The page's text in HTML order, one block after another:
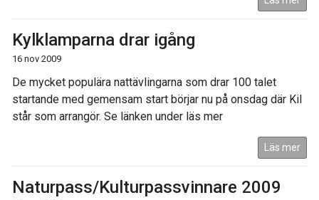
Kylklamparna drar igång
16 nov 2009
De mycket populära nattävlingarna som drar 100 talet
startande med gemensam start börjar nu på onsdag där Kil
står som arrangör. Se länken under läs mer
Läs mer
Naturpass/Kulturpassvinnare 2009